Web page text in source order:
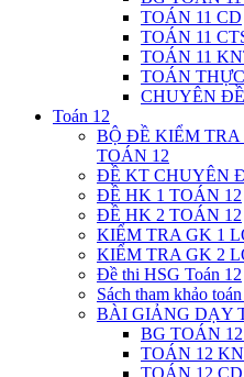
TOÁN 11 CD
TOÁN 11
TOÁN 11
TOÁN THỰC
CHUYÊN
Toán 12
BỘ ĐỀ KIỂM
TOÁN 12
ĐỀ KT CHUYÊN
ĐỀ HK 1 TOÁN 12
ĐỀ HK 2 TOÁN 12
KIỂM TRA GK 1
KIỂM TRA GK 2
Đề thi HSG Toán 12
Sách tham khảo
BÀI GIẢNG DẠY
BG TOÁN
TOÁN 12
TOÁN 12 CD